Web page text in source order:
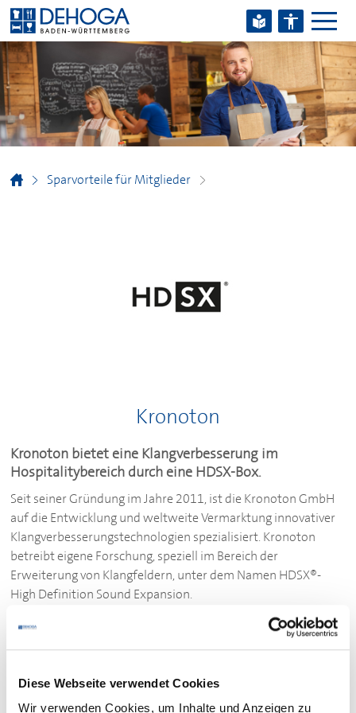
Diese Webseite verwendet Cookies
Wir verwenden Cookies, um Inhalte und Anzeigen zu
Zum Hauptinhalt springen
Zum Footerinhalt springen
Sparvorteile für Mitglieder
Kronoton
Kronoton bietet eine Klangverbesserung im
Hospitalitybereich durch eine HDSX-Box.
Seit seiner Gründung im Jahre 2011, ist die Kronoton GmbH
auf die Entwicklung und weltweite Vermarktung innovativer
Klangverbesserungstechnologien spezialisiert. Kronoton
betreibt eigene Forschung, speziell im Bereich der
Erweiterung von Klangfeldern, unter dem Namen HDSX®-
High Definition Sound Expansion.
Für den Hospitality-Bereich wurde die HDSX-box entwickelt,
mit der es erstmalig möglich wird, die gespielte
geschieht, ohne dass kostspielige Umbauten an der
bestehenden Anlage notwendig sind.